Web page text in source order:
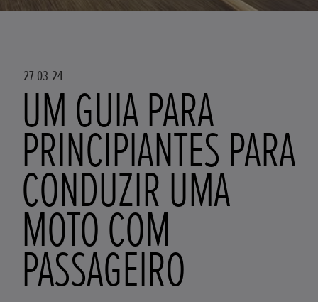
27.03.24
UM GUIA PARA
PRINCIPIANTES PARA
CONDUZIR UMA
MOTO COM
PASSAGEIRO